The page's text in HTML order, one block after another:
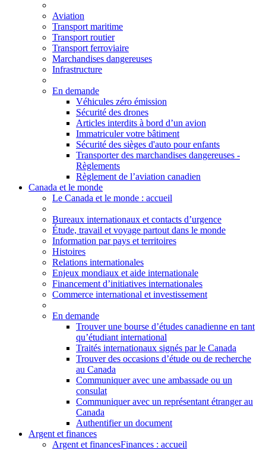
Aviation
Transport maritime
Transport routier
Transport ferroviaire
Marchandises dangereuses
Infrastructure
En demande
Véhicules zéro émission
Sécurité des drones
Articles interdits à bord d’un avion
Immatriculer votre bâtiment
Sécurité des sièges d'auto pour enfants
Transporter des marchandises dangereuses -
Règlements
Règlement de l’aviation canadien
Canada et le monde
Le Canada et le monde : accueil
Bureaux internationaux et contacts d’urgence
Étude, travail et voyage partout dans le monde
Information par pays et territoires
Histoires
Relations internationales
Enjeux mondiaux et aide internationale
Financement d’initiatives internationales
Commerce international et investissement
En demande
Trouver une bourse d’études canadienne en tant
qu’étudiant international
Traités internationaux signés par le Canada
Trouver des occasions d’étude ou de recherche
au Canada
Communiquer avec une ambassade ou un
consulat
Communiquer avec un représentant étranger au
Canada
Authentifier un document
Argent et finances
Argent et financesFinances : accueil